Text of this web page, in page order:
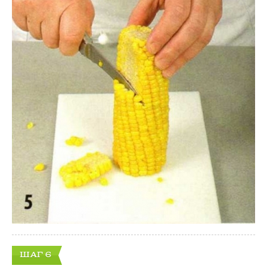
ШАГ 6